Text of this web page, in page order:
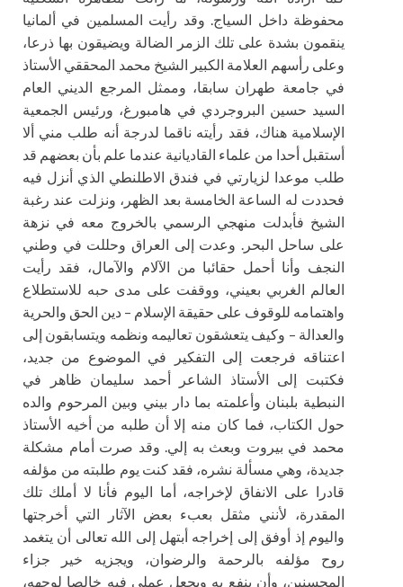
محفوظة داخل السياج. وقد رأيت المسلمين في ألمانيا
ينقمون بشدة على تلك الزمر الضالة ويضيقون بها ذرعا،
وعلى رأسهم العلامة الكبير الشيخ محمد المحققي الأستاذ
في جامعة طهران سابقا، وممثل المرجع الديني العام
السيد حسين البروجردي في هامبورغ، ورئيس الجمعية
الإسلامية هناك، فقد رأيته ناقما لدرجة أنه طلب مني ألا
أستقبل أحدا من علماء القاديانية عندما علم بأن بعضهم قد
طلب موعدا لزيارتي في فندق الاطلنطي الذي أنزل فيه
فحددت له الساعة الخامسة بعد الظهر، ونزلت عند رغبة
الشيخ فأبدلت منهجي الرسمي بالخروج معه في نزهة
على ساحل البحر. وعدت إلى العراق وحللت في وطني
النجف وأنا أحمل حقائبا من الآلام والآمال، فقد رأيت
العالم الغربي بعيني، ووقفت على مدى حبه للاستطلاع
واهتمامه للوقوف على حقيقة الإسلام – دين الحق والحرية
والعدالة – وكيف يتعشقون تعاليمه ونظمه ويتسابقون إلى
اعتناقه فرجعت إلى التفكير في الموضوع من جديد،
فكتبت إلى الأستاذ الشاعر أحمد سليمان ظاهر في
النبطية بلبنان وأعلمته بما دار بيني وبين المرحوم والده
حول الكتاب، فما كان منه إلا أن طلبه من أخيه الأستاذ
محمد في بيروت وبعث به إلي. وقد صرت أمام مشكلة
جديدة، وهي مسألة نشره، فقد كنت يوم طلبته من مؤلفه
قادرا على الانفاق لإخراجه، أما اليوم فأنا لا أملك تلك
المقدرة، لأنني مثقل بعبء بعض الآثار التي أخرجتها
واليوم إذ أوفق إلى إخراجه أبتهل إلى الله تعالى أن يتغمد
روح مؤلفه بالرحمة والرضوان، ويجزيه خير جزاء
المحسنين، وأن ينفع به ويجعل عملي فيه خالصا لوجهه،